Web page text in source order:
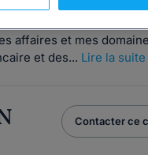
affaires et mes
et des... Lire la suite
Contacter ce